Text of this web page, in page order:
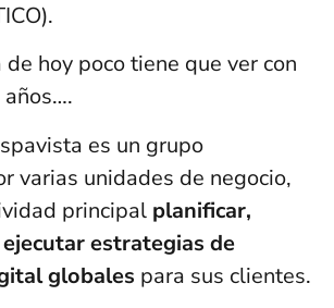
hoy poco tiene que ver con
es un grupo
varias unidades de negocio,
principal planificar,
estrategias de
globales para sus clientes.